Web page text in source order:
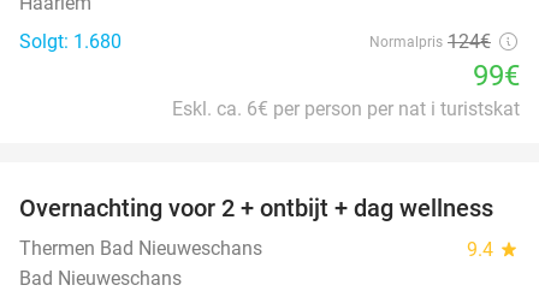
Solgt: 1.680
Normalpris 124€
99€
Eskl. ca. 6€ per person per nat i turistskat
47%
Overnachting voor 2 + ontbijt + dag wellness
Thermen Bad Nieuweschans 9.4 star
Bad Nieuweschans